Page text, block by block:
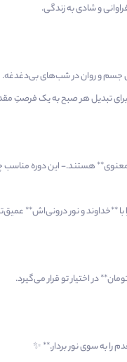
و شادی به زندگی.
جسم و روان در شب‌های بی‌دغدغه.
برای تبدیل هر صبح به یک فرصتِ
هستند.- این دوره
**خداوند و نور درونی‌اش**
را به سوی نور بردار.** ✨